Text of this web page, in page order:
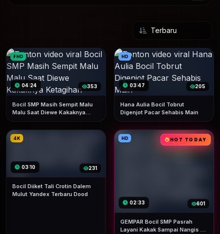
FHD
04:24 353
Bocil SMP Masih Sempit Malu
Malu Saat Diewe Kakaknya
Ketagihan
HD
03:47 205
Hana Aulia Bocil Tobrut
Digenjot Pacar Sehabis Main
4K
03:10 231
Bocil Diiket Tali Crotin Dalem
Mulut Yandex Terbaru Dood
HD
02:33 601
HOT TODAY
GEMPAR Bocil SMP Pasrah
Layani Kakak Sampai Nangis Di